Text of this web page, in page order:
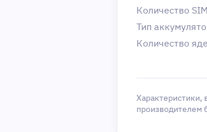
Количество
Тип
Количество
Характеристики,
производителем